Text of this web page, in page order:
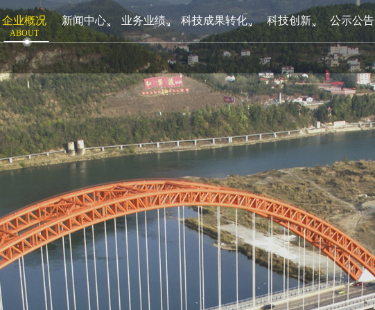
企业概况
ABOUT
新闻中心 业务业绩 科技成果转化 科技创新 公示公告